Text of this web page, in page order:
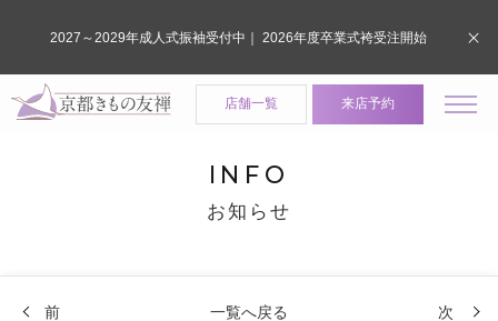
店舗一覧 来店予約
INFO
お知らせ
前 一覧へ戻る 次
2027～2029年成人式振袖受付中｜ 2026年度卒業式袴受注開始